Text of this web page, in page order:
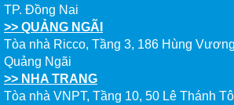
TP. Đồng Nai
>> QUẢNG NGÃI
Tòa nhà Ricco, Tầng 3, 186 Hùng
Quảng Ngãi
>> NHA TRANG
Tòa nhà VNPT, Tầng 10, 50 Lê Thánh